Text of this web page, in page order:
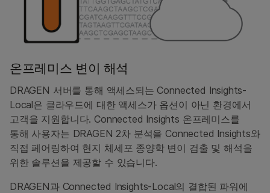
온프레미스 변이 해석
DRAGEN 서버를 통해 액세스되는 Connected Insights-
Local은 클라우드에 대한 액세스가 옵션이 아닌 환경에서
고객을 지원합니다. Connected Insights 온프레미스를
통해 사용자는 DRAGEN 2차 분석을 Connected Insights와
직접 페어링하여 현지 체세포 종양학 변이 검출 및 해석을
위한 솔루션을 제공할 수 있습니다.
DRAGEN과 Connected Insights-Local의 결합된 파워에